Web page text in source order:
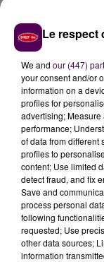
Vidéo de
Le respect
We and our (447)
your consent and/or
information on a
profiles for
advertising;
performance;
of data from different
profiles to
content; Use limited
detect fraud, and fix
Save and
process personal
following
requested; Use
other data sources;
information